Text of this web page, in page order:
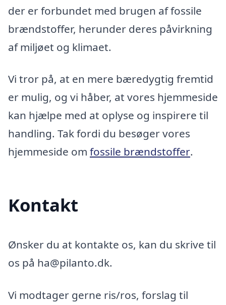
der er forbundet med brugen af fossile
brændstoffer, herunder deres påvirkning
af miljøet og klimaet.
Vi tror på, at en mere bæredygtig fremtid
er mulig, og vi håber, at vores hjemmeside
kan hjælpe med at oplyse og inspirere til
handling. Tak fordi du besøger vores
hjemmeside om fossile brændstoffer.
Kontakt
Ønsker du at kontakte os, kan du skrive til
os på ha@pilanto.dk.
Vi modtager gerne ris/ros, forslag til